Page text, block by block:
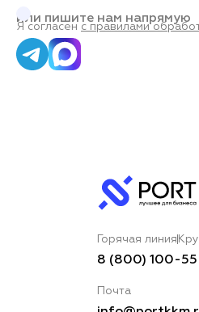
Я согласен с правилами
или пишите нам напрямую
Горячая линия
8 (800) 100-
Почта